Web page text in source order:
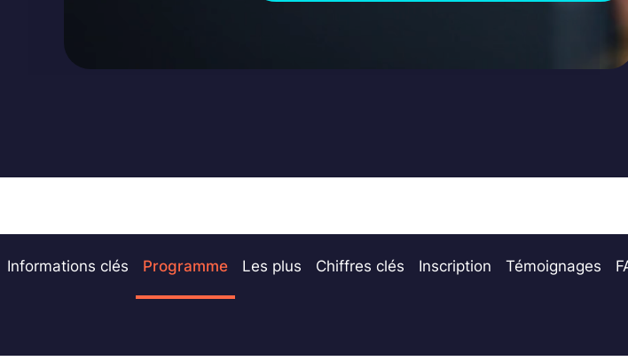
Informations clés Programme Les plus Chiffres clés Inscription Témoignages